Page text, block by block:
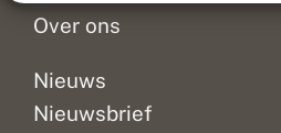
Over ons
Nieuws
Nieuwsbrief